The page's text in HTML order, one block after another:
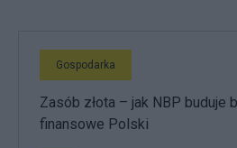
Gospodarka
Zasób złota – jak NBP buduje
finansowe Polski